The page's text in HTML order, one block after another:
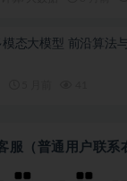
模态大模型 前沿算法
服（普通用户联系